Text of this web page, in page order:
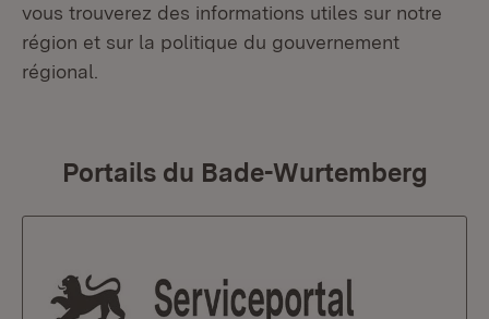
vous trouverez des informations utiles sur notre
région et sur la politique du gouvernement
régional.
Portails du Bade-Wurtemberg